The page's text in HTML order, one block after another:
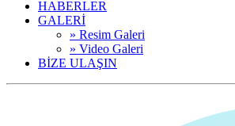
HABERLER
GALERİ
» Resim Galeri
» Video Galeri
BİZE ULAŞIN